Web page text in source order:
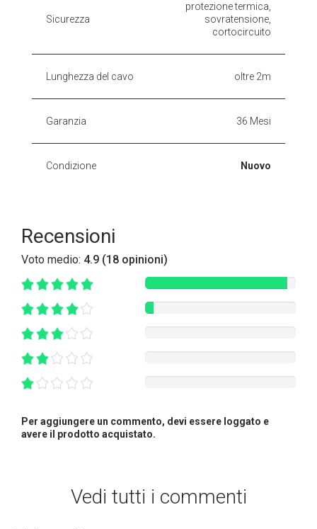
Sicurezza
protezione termica,
sovratensione,
cortocircuito
Lunghezza del cavo oltre 2m
Garanzia 36 Mesi
Condizione Nuovo
Recensioni
Voto medio: 4.9 (18 opinioni)
Per aggiungere un commento, devi essere loggato e
avere il prodotto acquistato.
Vedi tutti i commenti